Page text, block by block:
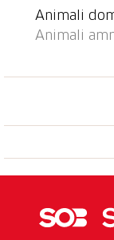
km. Sentieri
10 km. Il nuovo
Mühlebach
Animali
Animali